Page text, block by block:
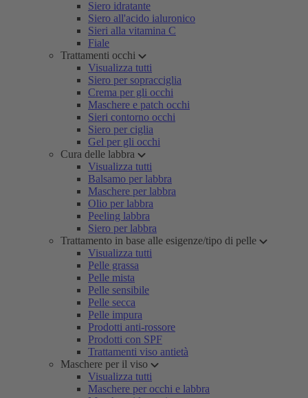
Siero idratante
Siero all'acido ialuronico
Sieri alla vitamina C
Fiale
Trattamenti occhi
Visualizza tutti
Siero per sopracciglia
Crema per gli occhi
Maschere e patch occhi
Sieri contorno occhi
Siero per ciglia
Gel per gli occhi
Cura delle labbra
Visualizza tutti
Balsamo per labbra
Maschere per labbra
Olio per labbra
Peeling labbra
Siero per labbra
Trattamento in base alle esigenze/tipo di pelle
Visualizza tutti
Pelle grassa
Pelle mista
Pelle sensibile
Pelle secca
Pelle impura
Prodotti anti-rossore
Prodotti con SPF
Trattamenti viso antietà
Maschere per il viso
Visualizza tutti
Maschere per occhi e labbra